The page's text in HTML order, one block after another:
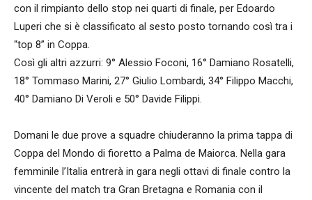
con il rimpianto dello stop nei quarti di finale, per Edoardo
Luperi che si è classificato al sesto posto tornando così tra i
“top 8” in Coppa.
Così gli altri azzurri: 9° Alessio Foconi, 16° Damiano Rosatelli,
18° Tommaso Marini, 27° Giulio Lombardi, 34° Filippo Macchi,
40° Damiano Di Veroli e 50° Davide Filippi.
Domani le due prove a squadre chiuderanno la prima tappa di
Coppa del Mondo di fioretto a Palma de Maiorca. Nella gara
femminile l’Italia entrerà in gara negli ottavi di finale contro la
vincente del match tra Gran Bretagna e Romania con il